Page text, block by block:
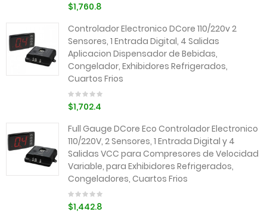
$1,760.8
Controlador Electronico DCore 110/220v 2
Sensores, 1 Entrada Digital, 4 Salidas
Aplicacion Dispensador de Bebidas,
Congelador, Exhibidores Refrigerados,
Cuartos Frios
$1,702.4
Full Gauge DCore Eco Controlador Electronico
110/220V, 2 Sensores, 1 Entrada Digital y 4
Salidas VCC para Compresores de Velocidad
Variable, para Exhibidores Refrigerados,
Congeladores, Cuartos Frios
$1,442.8